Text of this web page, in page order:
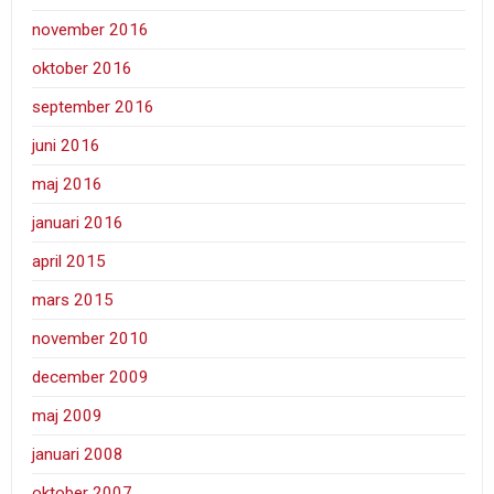
november 2016
oktober 2016
september 2016
juni 2016
maj 2016
januari 2016
april 2015
mars 2015
november 2010
december 2009
maj 2009
januari 2008